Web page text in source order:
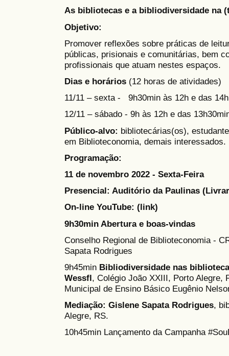
As bibliotecas e a bibliodiversidade na
Objetivo:
Promover reflexões sobre práticas de
públicas, prisionais e comunitárias, bem
profissionais que atuam nestes espaços.
Dias e horários (12 horas de atividades)
11/11 – sexta - 9h30min às 12h e das
12/11 – sábado - 9h às 12h e das
Público-alvo: bibliotecárias(os),
em Biblioteconomia, demais interessados.
Programação:
11 de novembro 2022 - Sexta-Feira
Presencial: Auditório da Paulinas
On-line YouTube: (link)
9h30min Abertura e boas-vindas
Conselho Regional de Biblioteconomia -
Sapata Rodrigues
9h45min Bibliodiversidade nas
Wessfl, Colégio João XXIII, Porto Alegre,
Municipal de Ensino Básico Eugênio
Mediação: Gislene Sapata Rodrigues,
Alegre, RS.
10h45min Lançamento da Campanha